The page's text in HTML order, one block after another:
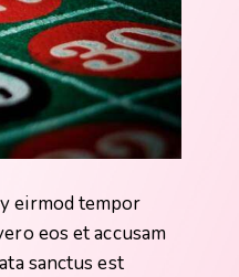
eirmod tempor
eos et accusam
sanctus est